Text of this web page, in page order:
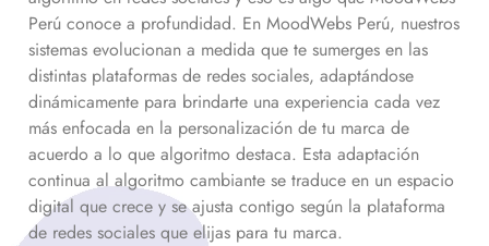
Perú conoce a profundidad. En MoodWebs Perú, nuestros
sistemas evolucionan a medida que te sumerges en las
distintas plataformas de redes sociales, adaptándose
dinámicamente para brindarte una experiencia cada vez
más enfocada en la personalización de tu marca de
acuerdo a lo que algoritmo destaca. Esta adaptación
continua al algoritmo cambiante se traduce en un espacio
digital que crece y se ajusta contigo según la plataforma
de redes sociales que elijas para tu marca.